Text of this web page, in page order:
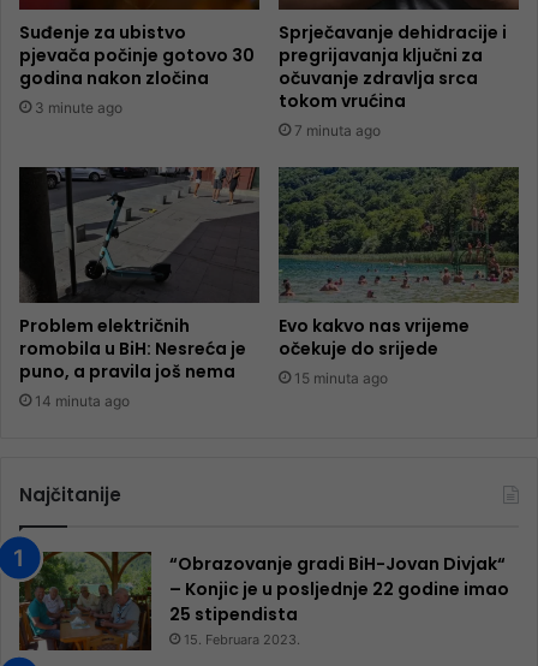
Suđenje za ubistvo
pjevača počinje gotovo 30
godina nakon zločina
3 minute ago
Sprječavanje dehidracije i
pregrijavanja ključni za
očuvanje zdravlja srca
tokom vrućina
7 minuta ago
Problem električnih
romobila u BiH: Nesreća je
puno, a pravila još nema
14 minuta ago
Evo kakvo nas vrijeme
očekuje do srijede
15 minuta ago
Najčitanije
“Obrazovanje gradi BiH-Jovan Divjak“
– Konjic je u posljednje 22 godine imao
25 ​​stipendista
15. Februara 2023.